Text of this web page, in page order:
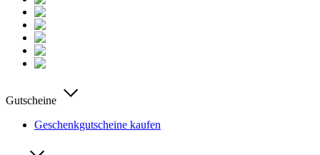
Gutscheine
Geschenkgutscheine kaufen